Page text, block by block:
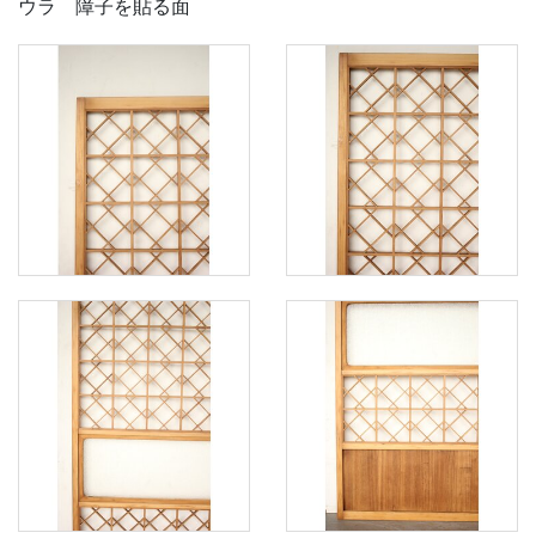
ウラ 障子を貼る面